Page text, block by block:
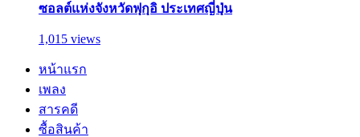
ซอลต์แห่งจังหวัดฟุกุอิ ประเทศญี่ปุ่น
1,015 views
หน้าแรก
เพลง
สารคดี
ซื้อสินค้า